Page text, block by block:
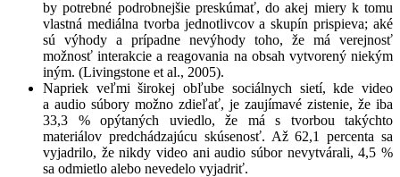
by potrebné podrobnejšie preskúmať, do akej miery k tomu
vlastná mediálna tvorba jednotlivcov a skupín prispieva; aké
sú výhody a prípadne nevýhody toho, že má verejnosť
možnosť interakcie a reago­vania na obsah vytvorený niekým
iným. (Livingstone et al., 2005).
Napriek veľmi širokej obľube sociálnych sietí, kde video
a audio súbory možno zdieľať, je zaujímavé zistenie, že iba
33,3 % opýtaných uviedlo, že má s tvorbou takýchto
materiálov predchádzajúcu skúsenosť. Až 62,1 percenta sa
vyjadrilo, že nikdy video ani audio súbor nevytvárali, 4,5 %
sa odmietlo alebo nevedelo vyjadriť.